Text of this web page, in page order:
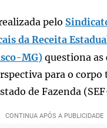
pelo
da Receita
MG) questiona as
para o corpo
de Fazenda